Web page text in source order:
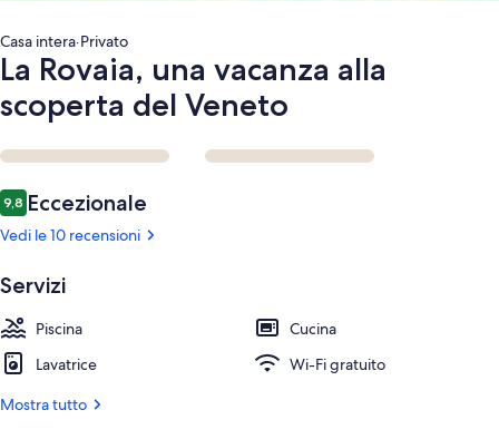
Casa intera·Privato
La Rovaia, una vacanza alla
scoperta del Veneto
Recensioni
9,89,8 su 10
Eccezionale
Vedi le 10 recensioni
Servizi
Piscina
Cucina
Lavatrice
Wi-Fi gratuito
Mostra tutto